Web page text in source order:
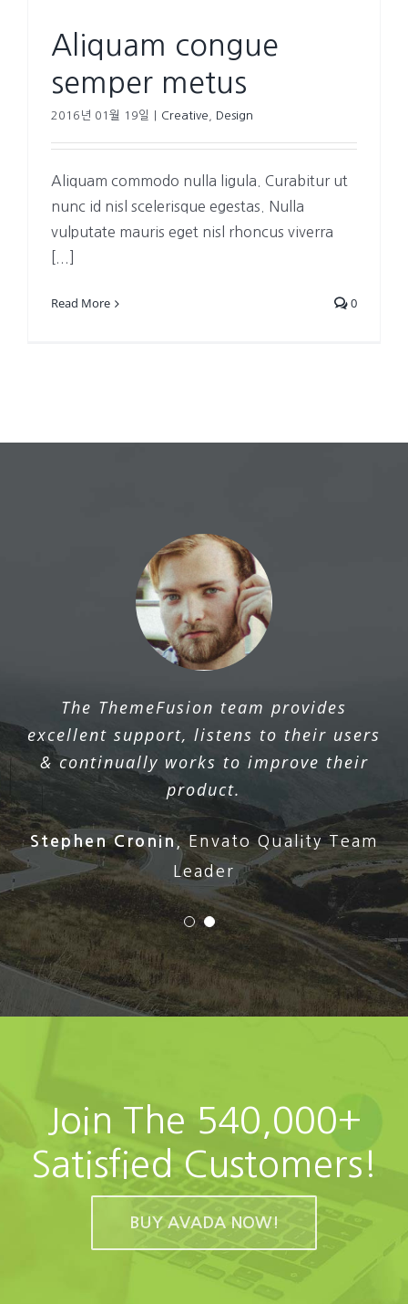
Aliquam congue
semper metus
2016년 01월 19일 Creative Design
Aliquam commodo nulla ligula. Curabitur ut
nunc id nisl scelerisque egestas. Nulla
vulputate mauris eget nisl rhoncus viverra
Read More 0
The ThemeFusion team provides
excellent support, listens to their users
& continually works to improve their
product.
Stephen Cronin,Envato Quality Team
Leader
Join The 540,000+
Satisfied Customers!
BUY AVADA NOW!